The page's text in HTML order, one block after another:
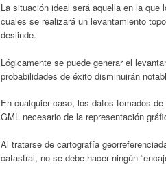
La situación ideal será aquella en la
cuales se realizará un levantamiento
deslinde.
Lógicamente se puede generar el
probabilidades de éxito disminuirán
En cualquier caso, los datos tomados
GML necesario de la representación
Al tratarse de cartografía
catastral, no se debe hacer ningún